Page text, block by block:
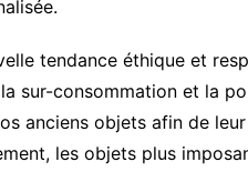
tendance éthique et
sur-consommation et la
anciens objets afin de
les objets plus